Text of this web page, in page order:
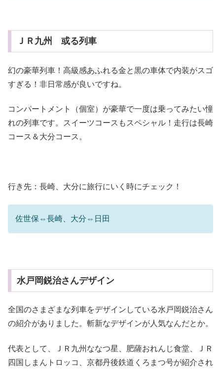
ＪＲ九州 或る列車
幻の豪華列車！高級感あふれる金と黒の車体で内装がスゴ
すぎる！非日常感が良いですね。
コンパートメント（個室）が豪華で一度は乗ってみたい憧
れの列車です。スイーツコースもスペシャル！走行は長崎
コース＆大分コース。
行き先：長崎、大分に旅行にいく時にチェック！
佐世保⇔長崎、大分⇔日田
水戸岡鋭治さんデザイン
全国のさまざまな列車をデザインしている水戸岡鋭治さん
の紹介がありました。斬新なデザインが人気なんだとか。
代表として、ＪＲ九州ななつ星、肥薩おれんじ食堂、ＪＲ
四国しまんトロッコ、京都丹後鉄道くろまつ号が紹介され